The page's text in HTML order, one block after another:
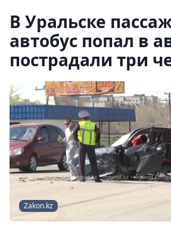
В Уральске
автобус попал в
пострадали три
Zakon.kz